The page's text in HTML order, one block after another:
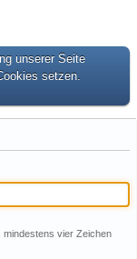
unserer Seite
setzen.
mindestens vier Zeichen